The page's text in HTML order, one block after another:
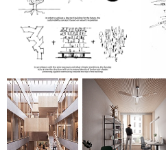
Tech- und
ist, den CO₂-Fußabdruck zu
Komfort für die Benutzer zu
von Photovoltaik-Panelen in die
wird das Dach des anderen Teils
zusammenhängenden,
freigehalten, der zusammen mit
die Umweltambitionen des
Beitrag zum Stadtbild